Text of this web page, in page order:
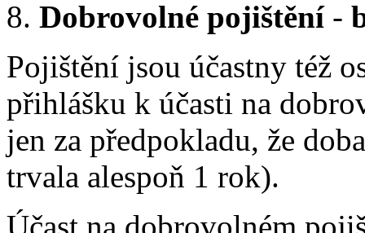
8. Dobrovolné pojištění -
Pojištění jsou účastny též
přihlášku k účasti na
jen za předpokladu, že
trvala alespoň 1 rok).